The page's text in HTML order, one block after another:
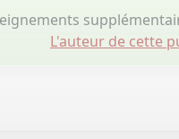
L'auteur de cette